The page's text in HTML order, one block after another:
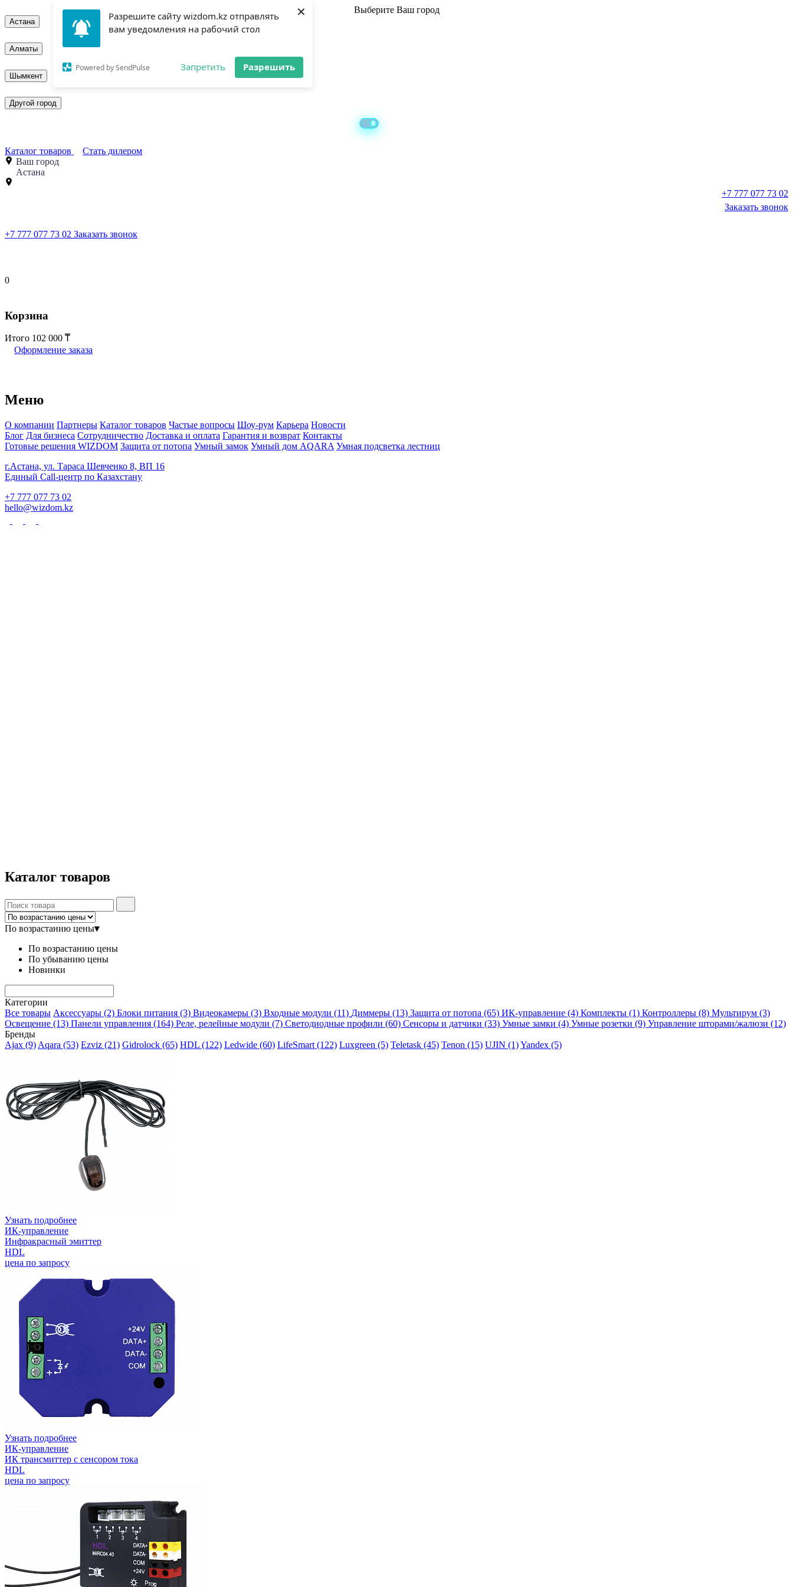
Разрешите сайту wizdom.kz отправлять
вам уведомления на рабочий стол
Powered by SendPulse Запретить Разрешить
× Выберите Ваш город
Астана
Алматы
Шымкент
Другой город
Каталог товаров
Стать дилером
Ваш город
Астана
+7 777 077 73 02
Заказать звонок
+7 777 077 73 02 Заказать звонок
0
Корзина
Итого 102 000
Оформление заказа
Меню
О компании Партнеры Каталог товаров Частые вопросы Шоу-рум Карьера Новости
Блог Для бизнеса Сотрудничество Доставка и оплата Гарантия и возврат Контакты
Готовые решения WIZDOM Защита от потопа Умный замок Умный дом AQARA Умная подсветка лестниц
г.Астана, ул. Тараса Шевченко 8, ВП 16
Единый Call-центр по Казахстану
+7 777 077 73 02
hello@wizdom.kz
Каталог товаров
По возрастанию цены▾
По возрастанию цены
По убыванию цены
Новинки
Категории
Все товары Аксессуары (2) Блоки питания (3) Видеокамеры (3) Входные модули (11) Диммеры (13) Защита от потопа (65) ИК-управление (4) Комплекты (1) Контроллеры (8) Мультирум (3)
Освещение (13) Панели управления (164) Реле, релейные модули (7) Светодиодные профили (60) Сенсоры и датчики (33) Умные замки (4) Умные розетки (9) Управление шторами/жалюзи (12)
Бренды
Ajax (9) Aqara (53) Ezviz (21) Gidrolock (65) HDL (122) Ledwide (60) LifeSmart (122) Luxgreen (5) Teletask (45) Tenon (15) UJIN (1)Yandex (5)
Узнать подробнее
ИК-управление
Инфракрасный эмиттер
HDL
цена по запросу
Узнать подробнее
ИК-управление
ИК трансмиттер с сенсором тока
HDL
цена по запросу